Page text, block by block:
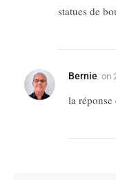
statues de
Bernie on
la